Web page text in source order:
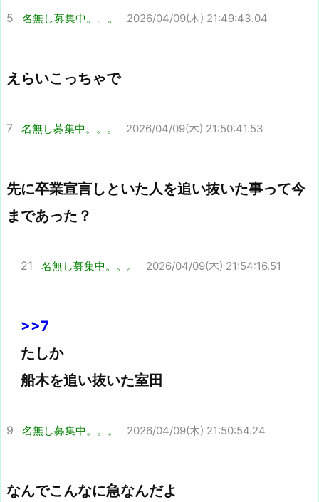
5 名無し募集中。。。 2026/04/09(木) 21:49:43.04
えらいこっちゃで
7 名無し募集中。。。 2026/04/09(木) 21:50:41.53
先に卒業宣言しといた人を追い抜いた事って今
まであった？
21 名無し募集中。。。 2026/04/09(木) 21:54:16.51
>>7
たしか
船木を追い抜いた室田
9 名無し募集中。。。 2026/04/09(木) 21:50:54.24
なんでこんなに急なんだよ